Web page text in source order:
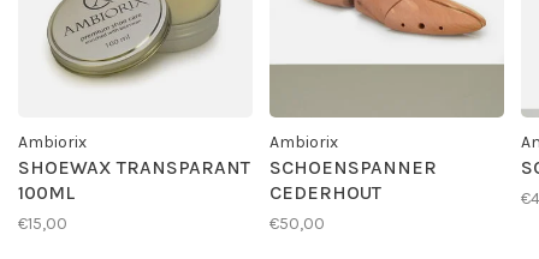
Ambiorix
SHOEWAX TRANSPARANT
100ML
€15,00
Ambiorix
SCHOENSPANNER
CEDERHOUT
€50,00